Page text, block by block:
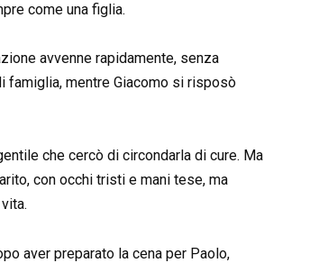
come una figlia.
avvenne rapidamente, senza
famiglia, mentre Giacomo si risposò
che cercò di circondarla di cure. Ma
con occhi tristi e mani tese, ma
aver preparato la cena per Paolo,